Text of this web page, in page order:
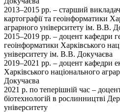
2013–2015 рр. – старший викладач
картографії та геоінформатики
аграрного університету ім. В.В.
2015–2019 рр. – доцент кафедри
геоінформатики Харківського
університету ім. В.В. Докучаєва
2019–2021 рр. – доцент кафедри
Харківського національного
Докучаєва
2021 р. по теперішній час –
біотехнологій в рослинництві
університету